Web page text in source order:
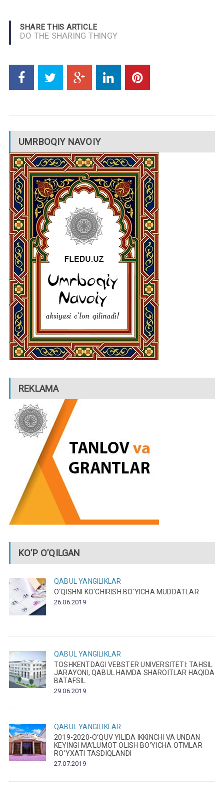
SHARE THIS ARTICLE
DO THE SHARING THINGY
UMRBOQIY NAVOIY
REKLAMA
KO’P O’QILGAN
QABUL
YANGILIKLAR
O‘QISHNI KO‘CHIRISH BO‘YICHA MUDDATLAR
26.06.2019
QABUL
YANGILIKLAR
TOSHKENTDAGI VEBSTER UNIVERSITETI: TAHSIL
JARAYONI, QABUL HAMDA SHAROITLAR HAQIDA
BATAFSIL
29.06.2019
QABUL
YANGILIKLAR
2019-2020-O‘QUV YILIDA IKKINCHI VA UNDAN
KEYINGI MA’LUMOT OLISH BO‘YICHA OTMLAR
RO‘YXATI TASDIQLANDI
27.07.2019